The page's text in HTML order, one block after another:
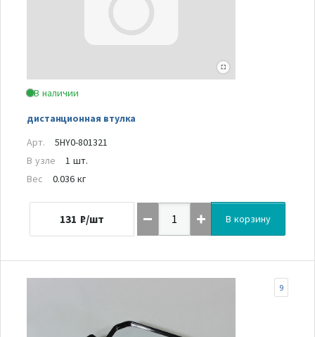
В наличии
дистанционная втулка
Арт.
5HY0-801321
В узле
1 шт.
Вес
0.036 кг
131 ₽/шт В корзину
9